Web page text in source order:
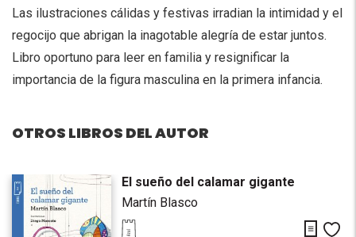
Las ilustraciones cálidas y festivas irradian la intimidad y el
regocijo que abrigan la inagotable alegría de estar juntos.
Libro oportuno para leer en familia y resignificar la
importancia de la figura masculina en la primera infancia.
OTROS LIBROS DEL AUTOR
El sueño del calamar gigante
Martín Blasco